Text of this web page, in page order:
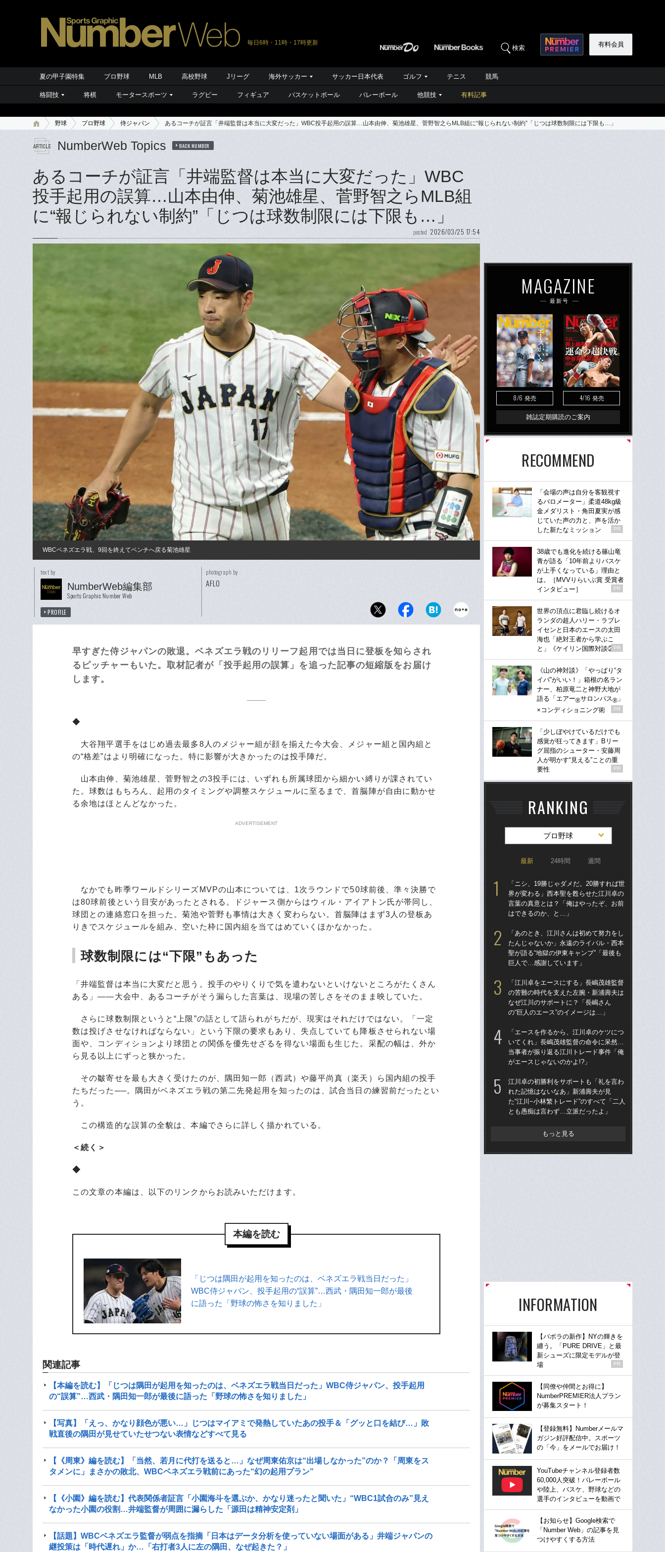
毎日6時・11時・17時更新
検索 有料会員
夏の甲子園特集 プロ野球 MLB 高校野球 Jリーグ 海外サッカー サッカー日本代表 ゴルフ テニス 競馬
格闘技 将棋 モータースポーツ ラグビー フィギュア バスケットボール バレーボール 他競技 有料記事
野球 プロ野球 侍ジャパン あるコーチが証言「井端監督は本当に大変だった」WBC投手起用の誤算…山本由伸、菊池雄星、菅野智之らMLB組に“報じられない制約”「じつは球数制限には下限も…」
NumberWeb Topics BACK NUMBER
あるコーチが証言「井端監督は本当に大変だった」WBC
投手起用の誤算…山本由伸、菊池雄星、菅野智之らMLB組
に“報じられない制約”「じつは球数制限には下限も…」
posted 2026/03/25 17:54
WBCベネズエラ戦、9回を終えてベンチへ戻る菊池雄星
text by
NumberWeb編集部
Sports Graphic Number Web
PROFILE
photograph by
AFLO
早すぎた侍ジャパンの敗退。ベネズエラ戦のリリーフ起用では当日に登板を知らされ
るピッチャーもいた。取材記者が「投手起用の誤算」を追った記事の短縮版をお届け
します。
◆
大谷翔平選手をはじめ過去最多8人のメジャー組が顔を揃えた今大会、メジャー組と国内組と
の“格差”はより明確になった。特に影響が大きかったのは投手陣だ。
山本由伸、菊池雄星、菅野智之の3投手には、いずれも所属球団から細かい縛りが課されてい
た。球数はもちろん、起用のタイミングや調整スケジュールに至るまで、首脳陣が自由に動かせ
る余地はほとんどなかった。
ADVERTISEMENT
なかでも昨季ワールドシリーズMVPの山本については、1次ラウンドで50球前後、準々決勝で
は80球前後という目安があったとされる。ドジャース側からはウィル・アイアトン氏が帯同し、
球団との連絡窓口を担った。菊池や菅野も事情は大きく変わらない。首脳陣はまず3人の登板あ
りきでスケジュールを組み、空いた枠に国内組を当てはめていくほかなかった。
球数制限には“下限”もあった
「井端監督は本当に大変だと思う。投手のやりくりで気を遣わないといけないところがたくさん
ある」――大会中、あるコーチがそう漏らした言葉は、現場の苦しさをそのまま映していた。
さらに球数制限というと“上限”の話として語られがちだが、現実はそれだけではない。「一定
数は投げさせなければならない」という下限の要求もあり、失点していても降板させられない場
面や、コンディションより球団との関係を優先せざるを得ない場面も生じた。采配の幅は、外か
ら見る以上にずっと狭かった。
その皺寄せを最も大きく受けたのが、隅田知一郎（西武）や藤平尚真（楽天）ら国内組の投手
たちだった──。隅田がベネズエラ戦の第二先発起用を知ったのは、試合当日の練習前だったとい
う。
この構造的な誤算の全貌は、本編でさらに詳しく描かれている。
＜続く＞
◆
この文章の本編は、以下のリンクからお読みいただけます。
本編を読む
「じつは隅田が起用を知ったのは、ベネズエラ戦当日だった」
WBC侍ジャパン、投手起用の“誤算”…西武・隅田知一郎が最後
に語った「野球の怖さを知りました」
関連記事
【本編を読む】「じつは隅田が起用を知ったのは、ベネズエラ戦当日だった」WBC侍ジャパン、投手起用
の“誤算”…西武・隅田知一郎が最後に語った「野球の怖さを知りました」
【写真】「えっ、かなり顔色が悪い…」じつはマイアミで発熱していたあの投手＆「グッと口を結び…」敗
戦直後の隅田が見せていたせつない表情などすべて見る
【《周東》編を読む】「当然、若月に代打を送ると…」なぜ周東佑京は“出場しなかった”のか？「周東をス
タメンに」まさかの敗北、WBCベネズエラ戦前にあった“幻の起用プラン”
【《小園》編を読む】代表関係者証言「小園海斗を選ぶか、かなり迷ったと聞いた」“WBC1試合のみ”見え
なかった小園の役割…井端監督が周囲に漏らした「源田は精神安定剤」
【話題】WBCベネズエラ監督が弱点を指摘「日本はデータ分析を使っていない場面がある」井端ジャパンの
継投策は「時代遅れ」か…「右打者3人に左の隅田、なぜ起きた？」
MAGAZINE
最新号
8/6 発売 4/16 発売
雑誌定期購読のご案内
RECOMMEND
「会場の声は自分を客観視す
るバロメーター」柔道48kg級
金メダリスト・角田夏実が感
じていた声の力と、声を活か
した新たなミッション
PR
38歳でも進化を続ける篠山竜
青が語る「10年前よりバスケ
が上手くなっている」理由と
は。［MVVりらいぶ賞 受賞者
インタビュー］
PR
世界の頂点に君臨し続けるオ
ランダの超人ハリー・ラブレ
イセンと日本のエースの太田
海也「絶対王者から学ぶこ
と」《ケイリン国際対談②》
PR
《山の神対談》「やっぱり“タ
イパ”がいい！」箱根の名ラン
ナー、柏原竜二と神野大地が
語る「エアー®サロンパス® 」
×コンディショニング術
PR
「少しぼやけているだけでも
感覚が狂ってきます」Bリー
グ屈指のシューター・安藤周
人が明かす“見える”ことの重
要性
PR
RANKING
プロ野球
最新 24時間 週間
「ニシ、19勝じゃダメだ。20勝すれば世
界が変わる」西本聖を甦らせた江川卓の
言葉の真意とは？「俺はやったぞ、お前
はできるのか、と…」
「あのとき、江川さんは初めて努力をし
たんじゃないか」永遠のライバル・西本
聖が語る“地獄の伊東キャンプ”「最後も
巨人で…感謝しています」
「江川卓をエースにする」長嶋茂雄監督
の苦難の時代を支えた左腕・新浦壽夫は
なぜ江川のサポートに？「長嶋さん
の“巨人のエース”のイメージは…」
「エースを作るから、江川卓のケツにつ
いてくれ」長嶋茂雄監督の命令に呆然…
当事者が振り返る江川トレード事件「俺
がエースじゃないのかよ!?」
江川卓の初勝利をサポートも「礼を言わ
れた記憶はないなあ」新浦壽夫が見
た“江川−小林繁トレード”のすべて「二人
とも愚痴は言わず…立派だったよ」
もっと見る
INFORMATION
【バボラの新作】NYの輝きを
纏う。「PURE DRIVE」と最
新シューズに限定モデルが登
場
PR
【同僚や仲間とお得に】
NumberPREMIER法人プラン
が募集スタート！
【登録無料】Numberメールマ
ガジン好評配信中。スポーツ
の「今」をメールでお届け！
YouTubeチャンネル登録者数
60,000人突破！バレーボール
や陸上、バスケ、野球などの
選手のインタビューを動画で
【お知らせ】Google検索で
「Number Web」の記事を見
つけやすくする方法